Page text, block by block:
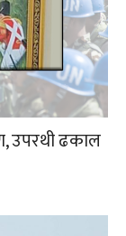
उपरथी ढकाल